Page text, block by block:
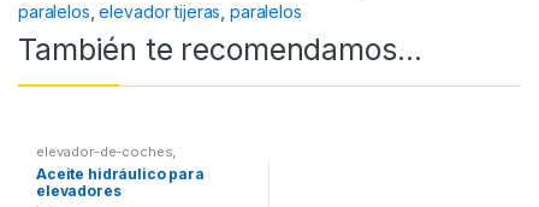
paralelos ,elevador tijeras paralelos
También te recomendamos…
elevador-de-coches,
Elevadores de Coches
Aceite hidráulico para
elevadores